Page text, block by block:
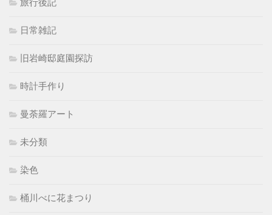
旅行後記
日常雑記
旧岩崎邸庭園探訪
時計手作り
曼荼羅アート
未分類
染色
桶川べに花まつり